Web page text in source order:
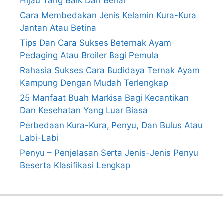
Cara Membedakan Jenis Kelamin Kura-Kura
Jantan Atau Betina
Tips Dan Cara Sukses Beternak Ayam
Pedaging Atau Broiler Bagi Pemula
Rahasia Sukses Cara Budidaya Ternak Ayam
Kampung Dengan Mudah Terlengkap
25 Manfaat Buah Markisa Bagi Kecantikan
Dan Kesehatan Yang Luar Biasa
Perbedaan Kura-Kura, Penyu, Dan Bulus Atau
Labi-Labi
Penyu – Penjelasan Serta Jenis-Jenis Penyu
Beserta Klasifikasi Lengkap